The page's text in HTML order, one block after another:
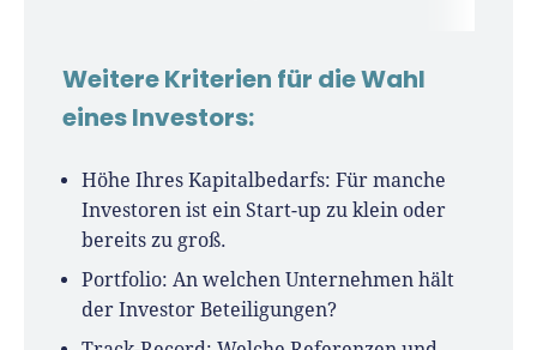
Weitere Kriterien für die Wahl
eines Investors:
Höhe Ihres Kapitalbedarfs: Für manche
Investoren ist ein Start-up zu klein oder
bereits zu groß.
Portfolio: An welchen Unternehmen hält
der Investor Beteiligungen?